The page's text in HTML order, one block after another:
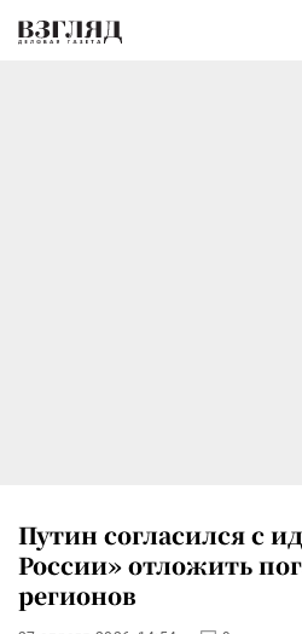
Путин согласился с
России» отложить
регионов